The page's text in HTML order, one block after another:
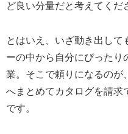
ど良い分量だと考えてくだ
とはいえ、いざ動き出して
ーの中から自分にぴったり
業。そこで頼りになるのが
へまとめてカタログを請求
です。